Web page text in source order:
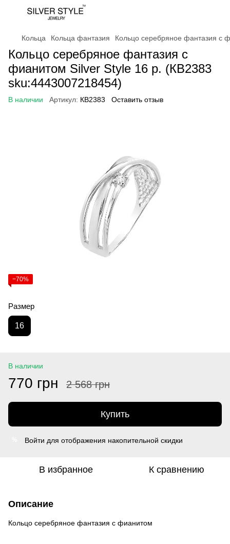
Кольца Кольца фантазия Кольцо серебряное фантазия с
Кольцо серебряное фантазия с
фианитом Silver Style 16 р. (КВ2383
sku:4443007218454)
В наличии Артикул: КВ2383 Оставить отзыв
−70%
Размер
16
В наличии
770 грн 2 568 грн
Купить
Войти для отображения накопительной скидки
В избранное К сравнению
Описание
Кольцо серебряное фантазия с фианитом